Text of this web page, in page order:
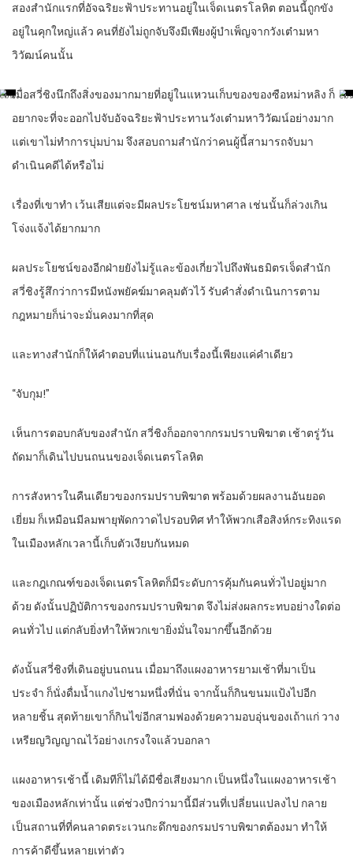
สองสำนักแรกที่อัจฉริยะฟ้าประทานอยู่ในเจ็ดเนตรโลหิต ตอนนี้ถูกขัง
อยู่ในคุกใหญ่แล้ว คนที่ยังไม่ถูกจับจึงมีเพียงผู้บำเพ็ญจากวังเต๋ามหา
วิวัฒน์คนนั้น
เมื่อสวี่ชิงนึกถึงสิ่งของมากมายที่อยู่ในแหวนเก็บของของซือหม่าหลิง ก็
อยากจะที่จะออกไปจับอัจฉริยะฟ้าประทานวังเต๋ามหาวิวัฒน์อย่างมาก
แต่เขาไม่ทำการบุ่มบ่าม จึงสอบถามสำนักว่าคนผู้นี้สามารถจับมา
ดำเนินคดีได้หรือไม่
เรื่องที่เขาทำ เว้นเสียแต่จะมีผลประโยชน์มหาศาล เช่นนั้นก็ล่วงเกิน
โจ่งแจ้งได้ยากมาก
ผลประโยชน์ของอีกฝ่ายยังไม่รู้และข้องเกี่ยวไปถึงพันธมิตรเจ็ดสำนัก
สวี่ชิงรู้สึกว่าการมีหนังพยัคฆ์มาคลุมตัวไว้ รับคำสั่งดำเนินการตาม
กฎหมายก็น่าจะมั่นคงมากที่สุด
และทางสำนักก็ให้คำตอบที่แน่นอนกับเรื่องนี้เพียงแค่คำเดียว
“จับกุม!”
เห็นการตอบกลับของสำนัก สวี่ชิงก็ออกจากกรมปราบพิฆาต เช้าตรู่วัน
ถัดมาก็เดินไปบนถนนของเจ็ดเนตรโลหิต
การสังหารในคืนเดียวของกรมปราบพิฆาต พร้อมด้วยผลงานอันยอด
เยี่ยม ก็เหมือนมีลมพายุพัดกวาดไปรอบทิศ ทำให้พวกเสือสิงห์กระทิงแรด
ในเมืองหลักเวลานี้เก็บตัวเงียบกันหมด
และกฎเกณฑ์ของเจ็ดเนตรโลหิตก็มีระดับการคุ้มกันคนทั่วไปอยู่มาก
ด้วย ดังนั้นปฏิบัติการของกรมปราบพิฆาต จึงไม่ส่งผลกระทบอย่างใดต่อ
คนทั่วไป แต่กลับยิ่งทำให้พวกเขายิ่งมั่นใจมากขึ้นอีกด้วย
ดังนั้นสวี่ชิงที่เดินอยู่บนถนน เมื่อมาถึงแผงอาหารยามเช้าที่มาเป็น
ประจำ ก็นั่งดื่มน้ำแกงไปชามหนึ่งที่นั่น จากนั้นก็กินขนมแป้งไปอีก
หลายชิ้น สุดท้ายเขาก็กินไข่อีกสามฟองด้วยความอบอุ่นของเถ้าแก่ วาง
เหรียญวิญญาณไว้อย่างเกรงใจแล้วบอกลา
แผงอาหารเช้านี้ เดิมทีก็ไม่ได้มีชื่อเสียงมาก เป็นหนึ่งในแผงอาหารเช้า
ของเมืองหลักเท่านั้น แต่ช่วงปีกว่ามานี้มีส่วนที่เปลี่ยนแปลงไป กลาย
เป็นสถานที่ที่คนลาดตระเวนกะดึกของกรมปราบพิฆาตต้องมา ทำให้
การค้าดีขึ้นหลายเท่าตัว